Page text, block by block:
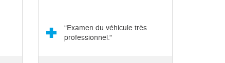
“Examen du véhicule très
professionnel.”